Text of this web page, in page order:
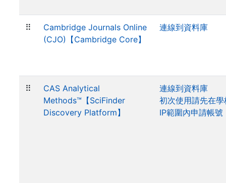
⠿
Cambridge Journals Online
(CJO)【Cambridge Core】
連線到資料庫
⠿
CAS Analytical
Methods™【SciFinder
Discovery Platform】
連線到資料庫
初次使用請先在學
IP範圍內申請帳號